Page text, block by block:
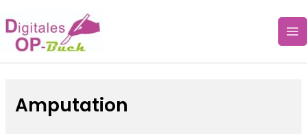
Inhalt
springen
Amputation